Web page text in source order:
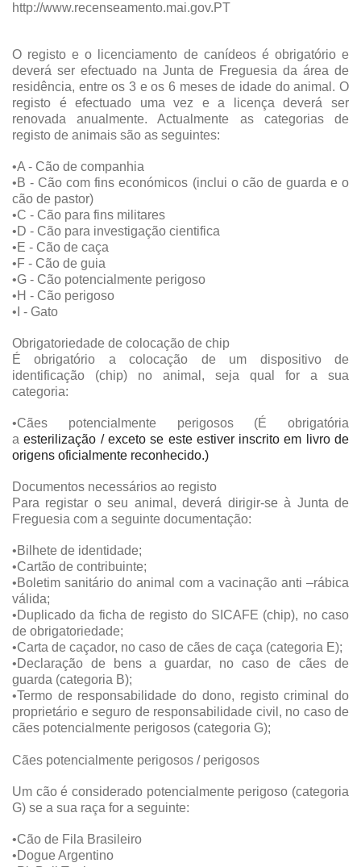
http://www.recenseamento.mai.gov.PT
O registo e o licenciamento de canídeos é obrigatório e
deverá ser efectuado na Junta de Freguesia da área de
residência, entre os 3 e os 6 meses de idade do animal. O
registo é efectuado uma vez e a licença deverá ser
renovada anualmente. Actualmente as categorias de
registo de animais são as seguintes:
•A - Cão de companhia
•B - Cão com fins económicos (inclui o cão de guarda e o
cão de pastor)
•C - Cão para fins militares
•D - Cão para investigação cientifica
•E - Cão de caça
•F - Cão de guia
•G - Cão potencialmente perigoso
•H - Cão perigoso
•I - Gato
Obrigatoriedade de colocação de chip
É obrigatório a colocação de um dispositivo de
identificação (chip) no animal, seja qual for a sua
categoria:
•Cães potencialmente perigosos (É obrigatória
aesterilização / exceto se este estiver inscrito em livro de
origens oficialmente reconhecido.)
Documentos necessários ao registo
Para registar o seu animal, deverá dirigir-se à Junta de
Freguesia com a seguinte documentação:
•Bilhete de identidade;
•Cartão de contribuinte;
•Boletim sanitário do animal com a vacinação anti –rábica
válida;
•Duplicado da ficha de registo do SICAFE (chip), no caso
de obrigatoriedade;
•Carta de caçador, no caso de cães de caça (categoria E);
•Declaração de bens a guardar, no caso de cães de
guarda (categoria B);
•Termo de responsabilidade do dono, registo criminal do
proprietário e seguro de responsabilidade civil, no caso de
cães potencialmente perigosos (categoria G);
Cães potencialmente perigosos / perigosos
Um cão é considerado potencialmente perigoso (categoria
G) se a sua raça for a seguinte:
•Cão de Fila Brasileiro
•Dogue Argentino